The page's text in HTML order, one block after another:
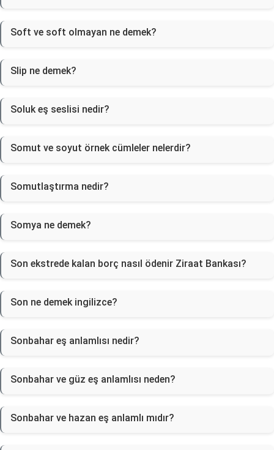
Soft ve soft olmayan ne demek?
Slip ne demek?
Soluk eş seslisi nedir?
Somut ve soyut örnek cümleler nelerdir?
Somutlaştırma nedir?
Somya ne demek?
Son ekstrede kalan borç nasıl ödenir Ziraat Bankası?
Son ne demek ingilizce?
Sonbahar eş anlamlısı nedir?
Sonbahar ve güz eş anlamlısı neden?
Sonbahar ve hazan eş anlamlı mıdır?